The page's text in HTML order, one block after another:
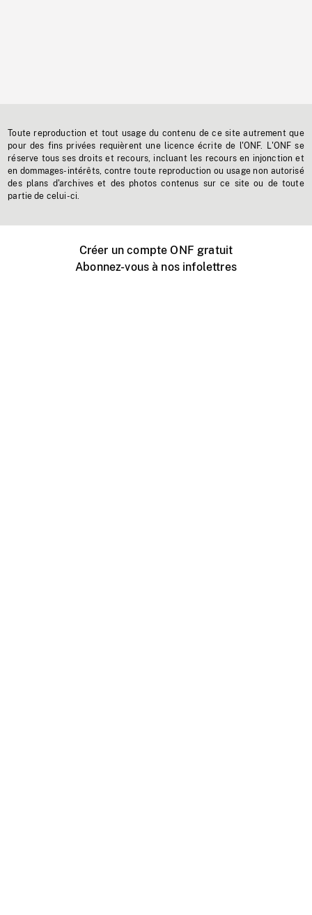
Toute reproduction et tout usage du contenu de ce site autrement que
pour des fins privées requièrent une licence écrite de l'ONF. L'ONF se
réserve tous ses droits et recours, incluant les recours en injonction et
en dommages-intérêts, contre toute reproduction ou usage non autorisé
des plans d'archives et des photos contenus sur ce site ou de toute
partie de celui-ci.
Créer un compte ONF gratuit
Abonnez-vous à nos infolettres